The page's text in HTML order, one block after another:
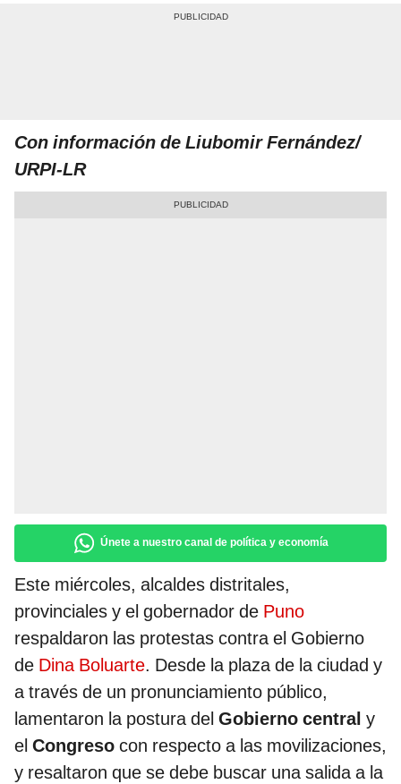
Con información de Liubomir Fernández/
URPI-LR
Únete a nuestro canal de política y economía
Este miércoles, alcaldes distritales,
provinciales y el gobernador de Puno
respaldaron las protestas contra el Gobierno
de Dina Boluarte. Desde la plaza de la ciudad y
a través de un pronunciamiento público,
lamentaron la postura del Gobierno central y
el Congreso con respecto a las movilizaciones,
y resaltaron que se debe buscar una salida a la